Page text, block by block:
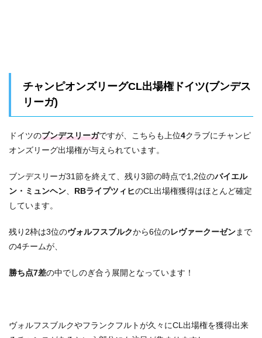
チャンピオンズリーグCL出場権ドイツ(ブンデス
リーガ)
ドイツのブンデスリーガですが、こちらも上位4クラブにチャンピ
オンズリーグ出場権が与えられています。
ブンデスリーガ31節を終えて、残り3節の時点で1,2位のバイエル
ン・ミュンヘン
RBライプツィヒのCL出場権獲得はほとんど確定
しています。
残り2枠は3位のヴォルフスブルクから6位のレヴァークーゼンまで
の4チームが、
勝ち点7差の中でしのぎ合う展開となっています！
ヴォルフスブルクやフランクフルトが久々にCL出場権を獲得出来